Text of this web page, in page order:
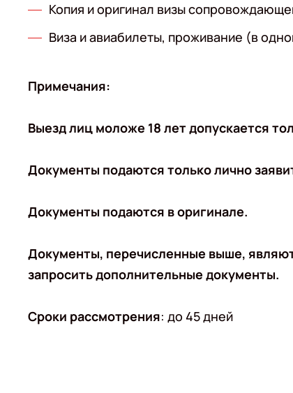
Копия и оригинал визы
Виза и авиабилеты, проживание (в
Примечания:
Выезд лиц моложе 18 лет допускается
Документы подаются только лично
Документы подаются в оригинале.
Документы, перечисленные выше,
запросить дополнительные документы.
Сроки рассмотрения: до 45 дней